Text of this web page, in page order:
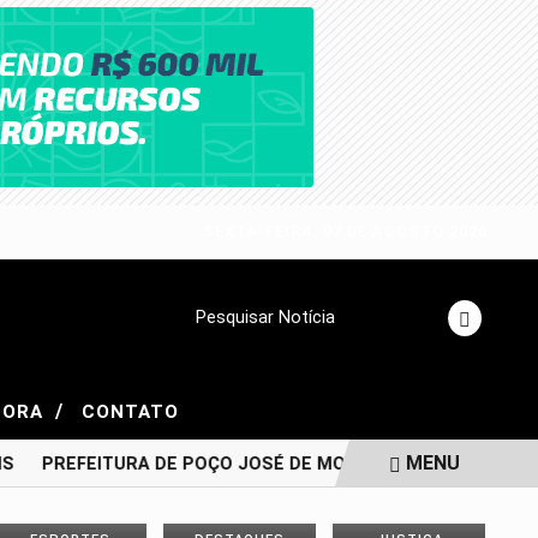
Pesquisar Notícia
/ CONTATO
PREFEITURA DE POÇO JOSÉ DE MOURA CONFIRMA
MENU